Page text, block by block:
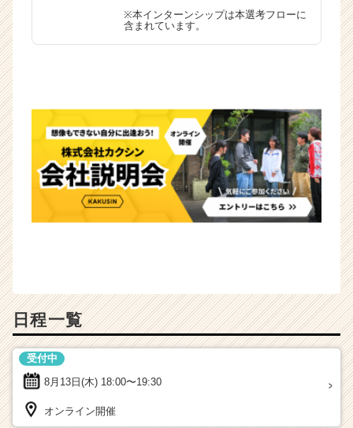
※本インターンシップは本選考フローに
含まれています。
日程一覧
8月13日(木) 18:00〜19:30
受付中
オンライン開催